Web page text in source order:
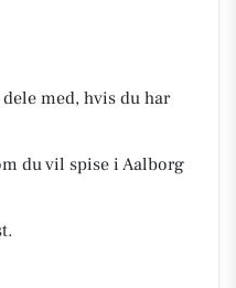
med, hvis du har
du vil spise i Aalborg